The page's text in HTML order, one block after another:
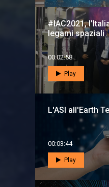
#IAC2021,
legami spaziali
00:02:58
Play
L'ASI all'Earth
00:03:44
Play